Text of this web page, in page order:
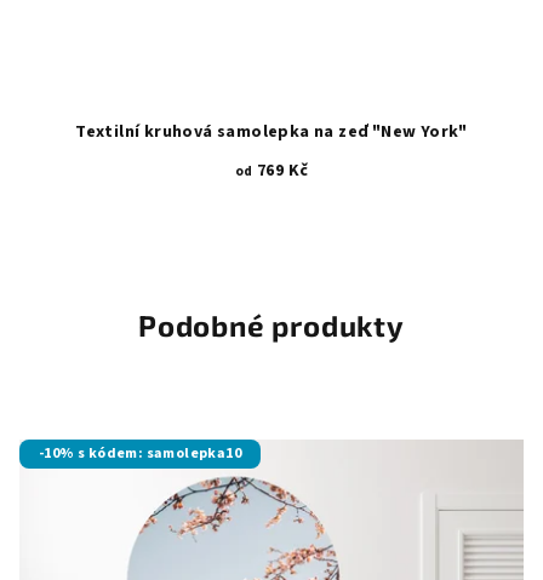
Textilní kruhová samolepka na zeď "New York"
od 769 Kč
Podobné produkty
-10% s kódem: samolepka10